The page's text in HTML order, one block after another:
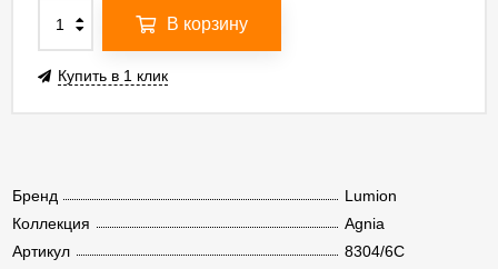
Бренд
Lumion
Коллекция
Agnia
Артикул
8304/6C
В корзину
Купить в 1 клик